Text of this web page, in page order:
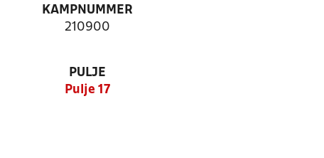
KAMPNUMMER
210900
PULJE
Pulje 17